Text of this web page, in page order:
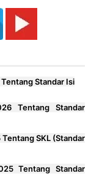
Standar Isi
Tentang Standar
SKL (Standar
Tentang Standar